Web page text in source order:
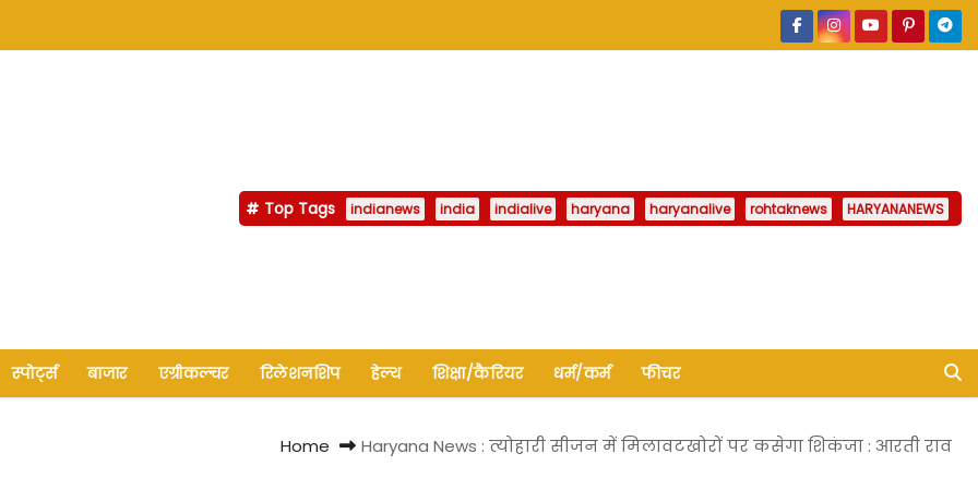
Top Tags indianews india indialive haryana haryanalive rohtaknews HARYANANEWS
स्पोर्ट्स बाजार एग्रीकल्चर रिलेशनशिप हेल्थ शिक्षा/कैरियर धर्म/कर्म फीचर
Home Haryana News : त्योहारी सीजन में मिलावटखोरों पर कसेगा शिकंजा : आरती राव